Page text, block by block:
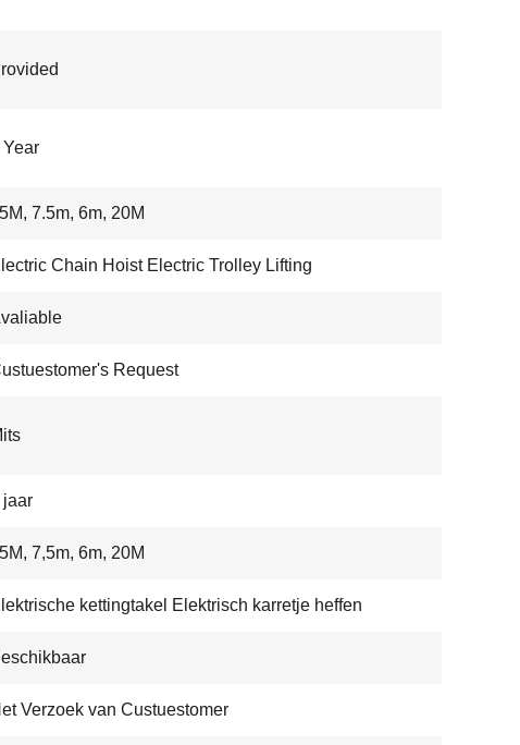
Year
7.5m, 6m, 20M
Chain Hoist Electric Trolley Lifting
Request
jaar
7,5m, 6m, 20M
kettingtakel Elektrisch karretje heffen
Verzoek van Custuestomer